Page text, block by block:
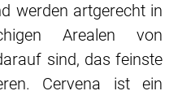
werden artgerecht in
Arealen von
sind, das feinste
Cervena ist ein